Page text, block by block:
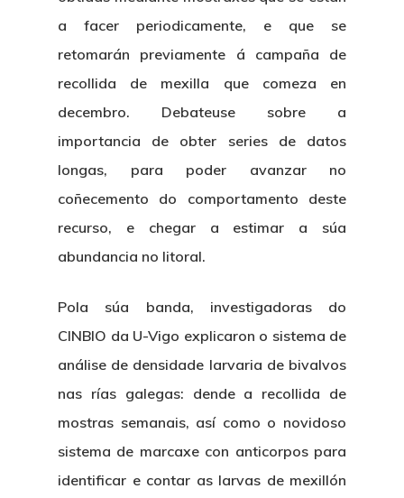
a facer periodicamente, e que se
retomarán previamente á campaña de
recollida de mexilla que comeza en
decembro. Debateuse sobre a
importancia de obter series de datos
longas, para poder avanzar no
coñecemento do comportamento deste
recurso, e chegar a estimar a súa
abundancia no litoral.
Pola súa banda, investigadoras do
CINBIO da U-Vigo explicaron o sistema de
análise de densidade larvaria de bivalvos
nas rías galegas: dende a recollida de
mostras semanais, así como o novidoso
sistema de marcaxe con anticorpos para
identificar e contar as larvas de mexillón